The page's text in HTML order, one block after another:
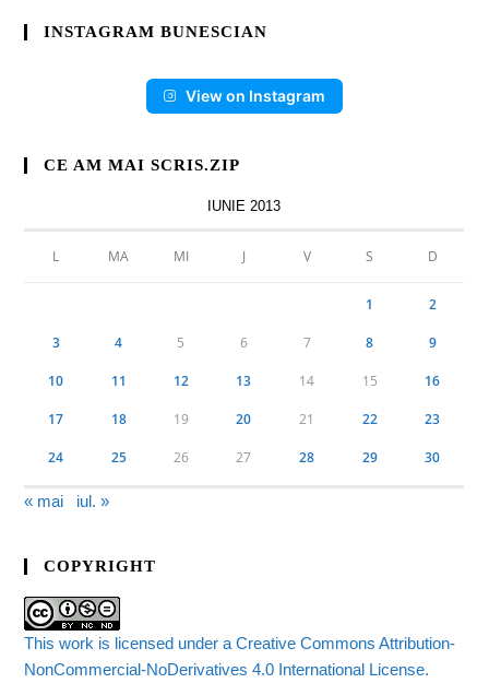
INSTAGRAM BUNESCIAN
View on Instagram
CE AM MAI SCRIS.ZIP
IUNIE 2013
L MA MI J V S D
1 2
3 4 5 6 7 8 9
10 11 12 13 14 15 16
17 18 19 20 21 22 23
24 25 26 27 28 29 30
« mai iul. »
COPYRIGHT
This work is licensed under a Creative Commons Attribution-
NonCommercial-NoDerivatives 4.0 International License.